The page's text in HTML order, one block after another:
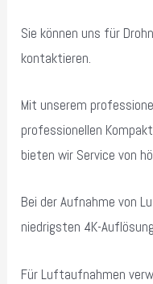
Sie können uns für
kontaktieren.
Mit unserem
professionellen
bieten wir Service von
Bei der Aufnahme von
niedrigsten 4K-
Für Luftaufnahmen